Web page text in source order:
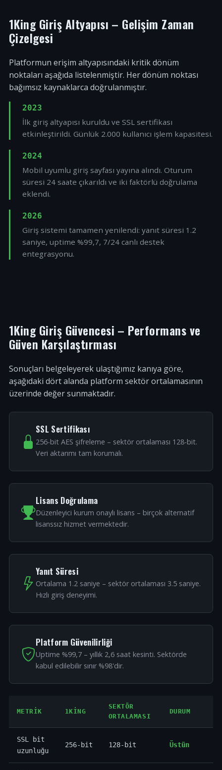
1King Giriş Altyapısı – Gelişim Zaman
Çizelgesi
Platformun erişim altyapısındaki kritik dönüm
noktaları aşağıda listelenmiştir. Her dönüm noktası
bağımsız kaynaklarca doğrulanmıştır.
2023
İlk giriş altyapısı kuruldu ve SSL sertifikası
etkinleştirildi. Günlük 2.000 kullanıcı işlem kapasitesi.
2024
Mobil uyumlu giriş sayfası yayına alındı. Oturum
süresi 24 saate çıkarıldı ve iki faktörlü doğrulama
eklendi.
2026
Giriş sistemi tamamen yenilendi: yanıt süresi 1.2
saniye, uptime %99,7, 7/24 canlı destek
entegrasyonu.
1King Giriş Güvencesi – Performans ve
Güven Karşılaştırması
Sonuçları belgeleyerek ulaştığımız kanıya göre,
aşağıdaki dört alanda platform sektör ortalamasının
üzerinde değer sunmaktadır.
SSL Sertifikası
256-bit AES şifreleme – sektör ortalaması 128-bit.
Veri aktarımı tam korumalı.
Lisans Doğrulama
Düzenleyici kurum onaylı lisans – birçok alternatif
lisanssız hizmet vermektedir.
Yanıt Süresi
Ortalama 1.2 saniye – sektör ortalaması 3.5 saniye.
Hızlı giriş deneyimi.
Platform Güvenilirliği
Uptime %99,7 – yıllık 2,6 saat kesinti. Sektörde
kabul edilebilir sınır %98'dir.
METRIK 1KING
SEKTÖR
ORTALAMASI
DURUM
SSL bit
uzunluğu
256-bit 128-bit Üstün